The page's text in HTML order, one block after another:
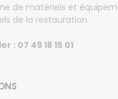
de matériels et
de la restauration.
: 07 49 18 15 01